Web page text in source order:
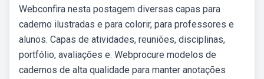
Webconfira nesta postagem diversas capas para
caderno ilustradas e para colorir, para professores e
alunos. Capas de atividades, reuniões, disciplinas,
portfólio, avaliações e. Webprocure modelos de
cadernos de alta qualidade para manter anotações